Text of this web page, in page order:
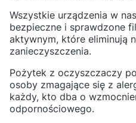
Wszystkie urządzenia w
bezpieczne i sprawdzone
aktywnym, które eliminują
zanieczyszczenia.
Pożytek z oczyszczaczy
osoby zmagające się z
każdy, kto dba o
odpornościowego.